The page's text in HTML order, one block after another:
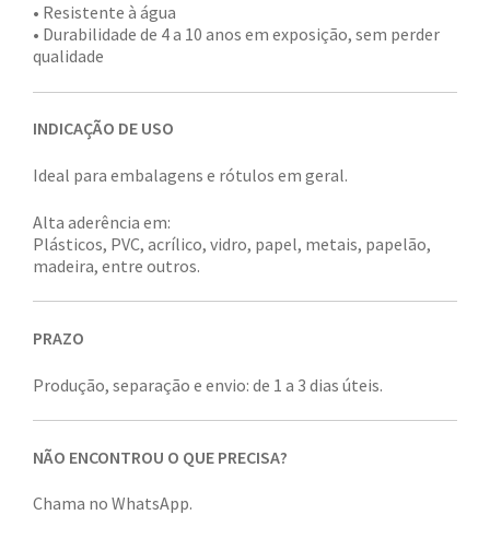
• Resistente à água
• Durabilidade de 4 a 10 anos em exposição, sem perder
qualidade
INDICAÇÃO DE USO
Ideal para embalagens e rótulos em geral.
Alta aderência em:
Plásticos, PVC, acrílico, vidro, papel, metais, papelão,
madeira, entre outros.
PRAZO
Produção, separação e envio: de 1 a 3 dias úteis.
NÃO ENCONTROU O QUE PRECISA?
Chama no WhatsApp.